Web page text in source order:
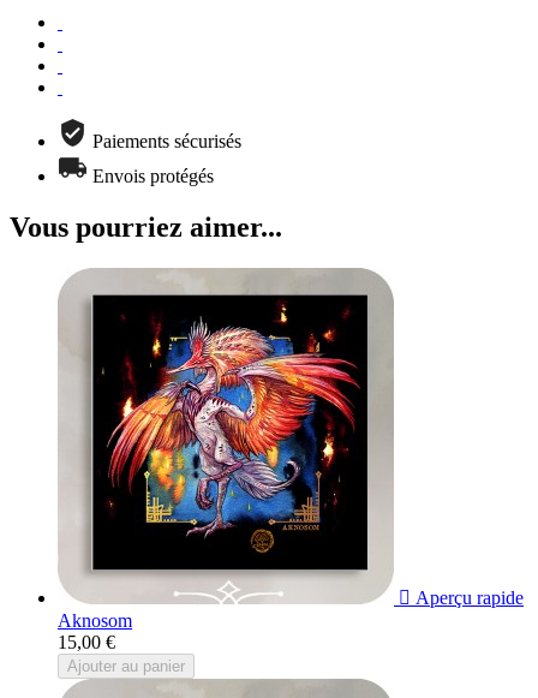
Paiements sécurisés
Envois protégés
Vous pourriez aimer...
 Aperçu rapide
Aknosom
15,00 €
Ajouter au panier